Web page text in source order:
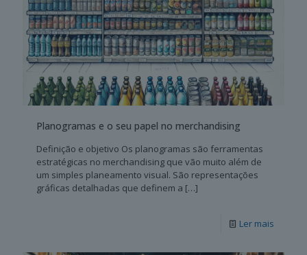
Planogramas e o seu papel no merchandising
Definição e objetivo Os planogramas são ferramentas
estratégicas no merchandising que vão muito além de
um simples planeamento visual. São representações
gráficas detalhadas que definem a […]
Ler mais